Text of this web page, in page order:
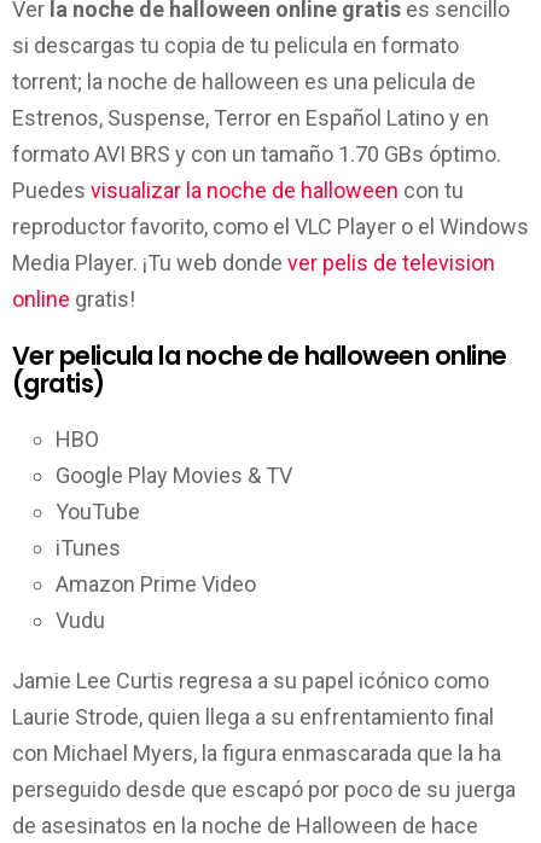
Ver la noche de halloween online gratis es sencillo
si descargas tu copia de tu pelicula en formato
torrent; la noche de halloween es una pelicula de
Estrenos, Suspense, Terror en Español Latino y en
formato AVI BRS y con un tamaño 1.70 GBs óptimo.
Puedes visualizar la noche de halloween con tu
reproductor favorito, como el VLC Player o el Windows
Media Player. ¡Tu web donde ver pelis de television
online gratis!
Ver pelicula la noche de halloween online
(gratis)
HBO
Google Play Movies & TV
YouTube
iTunes
Amazon Prime Video
Vudu
Jamie Lee Curtis regresa a su papel icónico como
Laurie Strode, quien llega a su enfrentamiento final
con Michael Myers, la figura enmascarada que la ha
perseguido desde que escapó por poco de su juerga
de asesinatos en la noche de Halloween de hace